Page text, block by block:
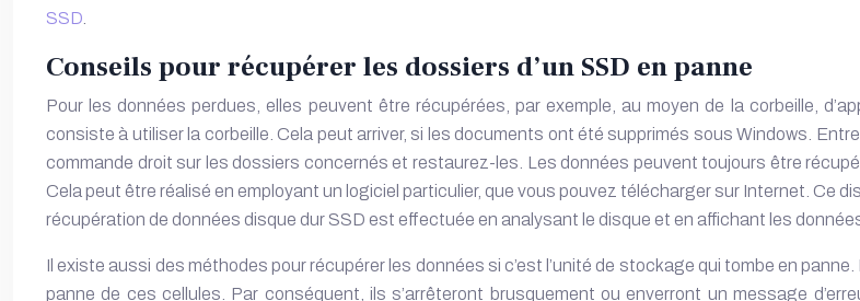
SSD
Conseils pour récupérer les dossiers d’un SSD en panne
Pour les données perdues, elles peuvent être récupérées, par exemple, au moyen de la corbeille,
consiste à utiliser la corbeille. Cela peut arriver, si les documents ont été supprimés sous Windows.
commande droit sur les dossiers concernés et restaurez-les. Les données peuvent toujours être
Cela peut être réalisé en employant un logiciel particulier, que vous pouvez télécharger sur Internet. Ce
récupération de données disque dur SSD est effectuée en analysant le disque et en affichant les
Il existe aussi des méthodes pour récupérer les données si c’est l’unité de stockage qui tombe en
panne de ces cellules. Par conséquent, ils s’arrêteront brusquement ou enverront un message